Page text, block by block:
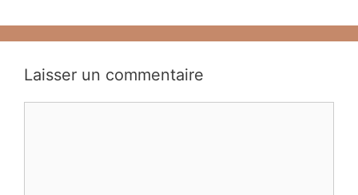
Laisser un commentaire